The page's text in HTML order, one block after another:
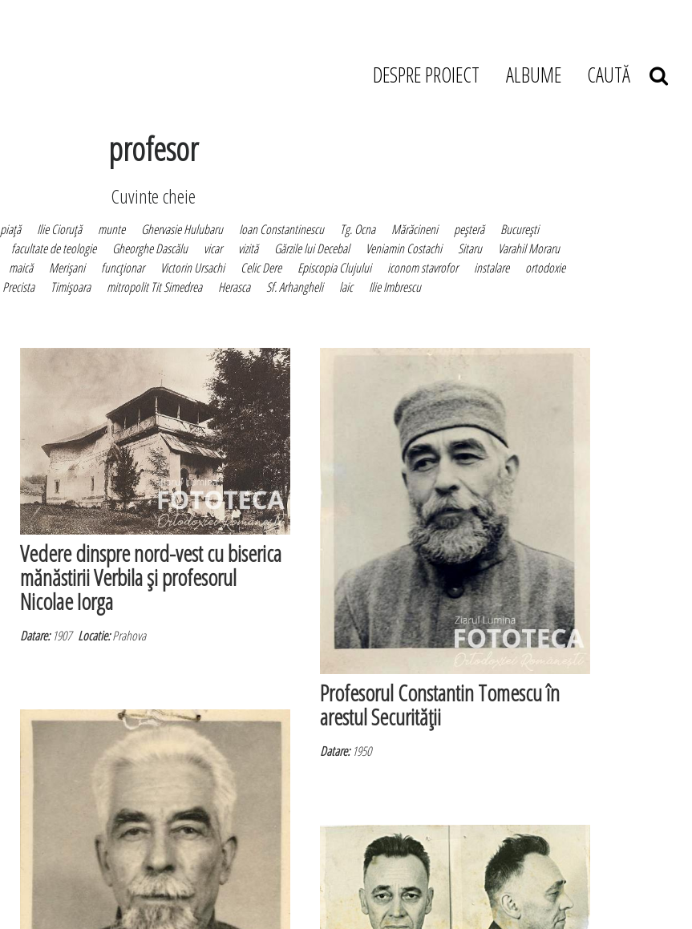
DESPRE PROIECT ALBUME CAUTĂ
profesor
Cuvinte cheie
piaţă Ilie Cioruţă munte Ghervasie Hulubaru Ioan Constantinescu Tg. Ocna Mărăcineni peşteră
Bucureşti
facultate de teologie Gheorghe Dascălu vicar vizită Gărzile lui Decebal Veniamin Costachi Sitaru
Varahil Moraru
maică Merişani funcţionar Victorin Ursachi Celic Dere Episcopia Clujului iconom stavrofor instalare
ortodoxie
Precista Timişoara mitropolit Tit Simedrea Herasca Sf. Arhangheli laic Ilie Imbrescu
Vedere dinspre nord-vest cu biserica
mănăstirii Verbila şi profesorul
Nicolae Iorga
Datare:1907Locatie:Prahova
Profesorul Constantin Tomescu în
arestul Securităţii
Datare:1950